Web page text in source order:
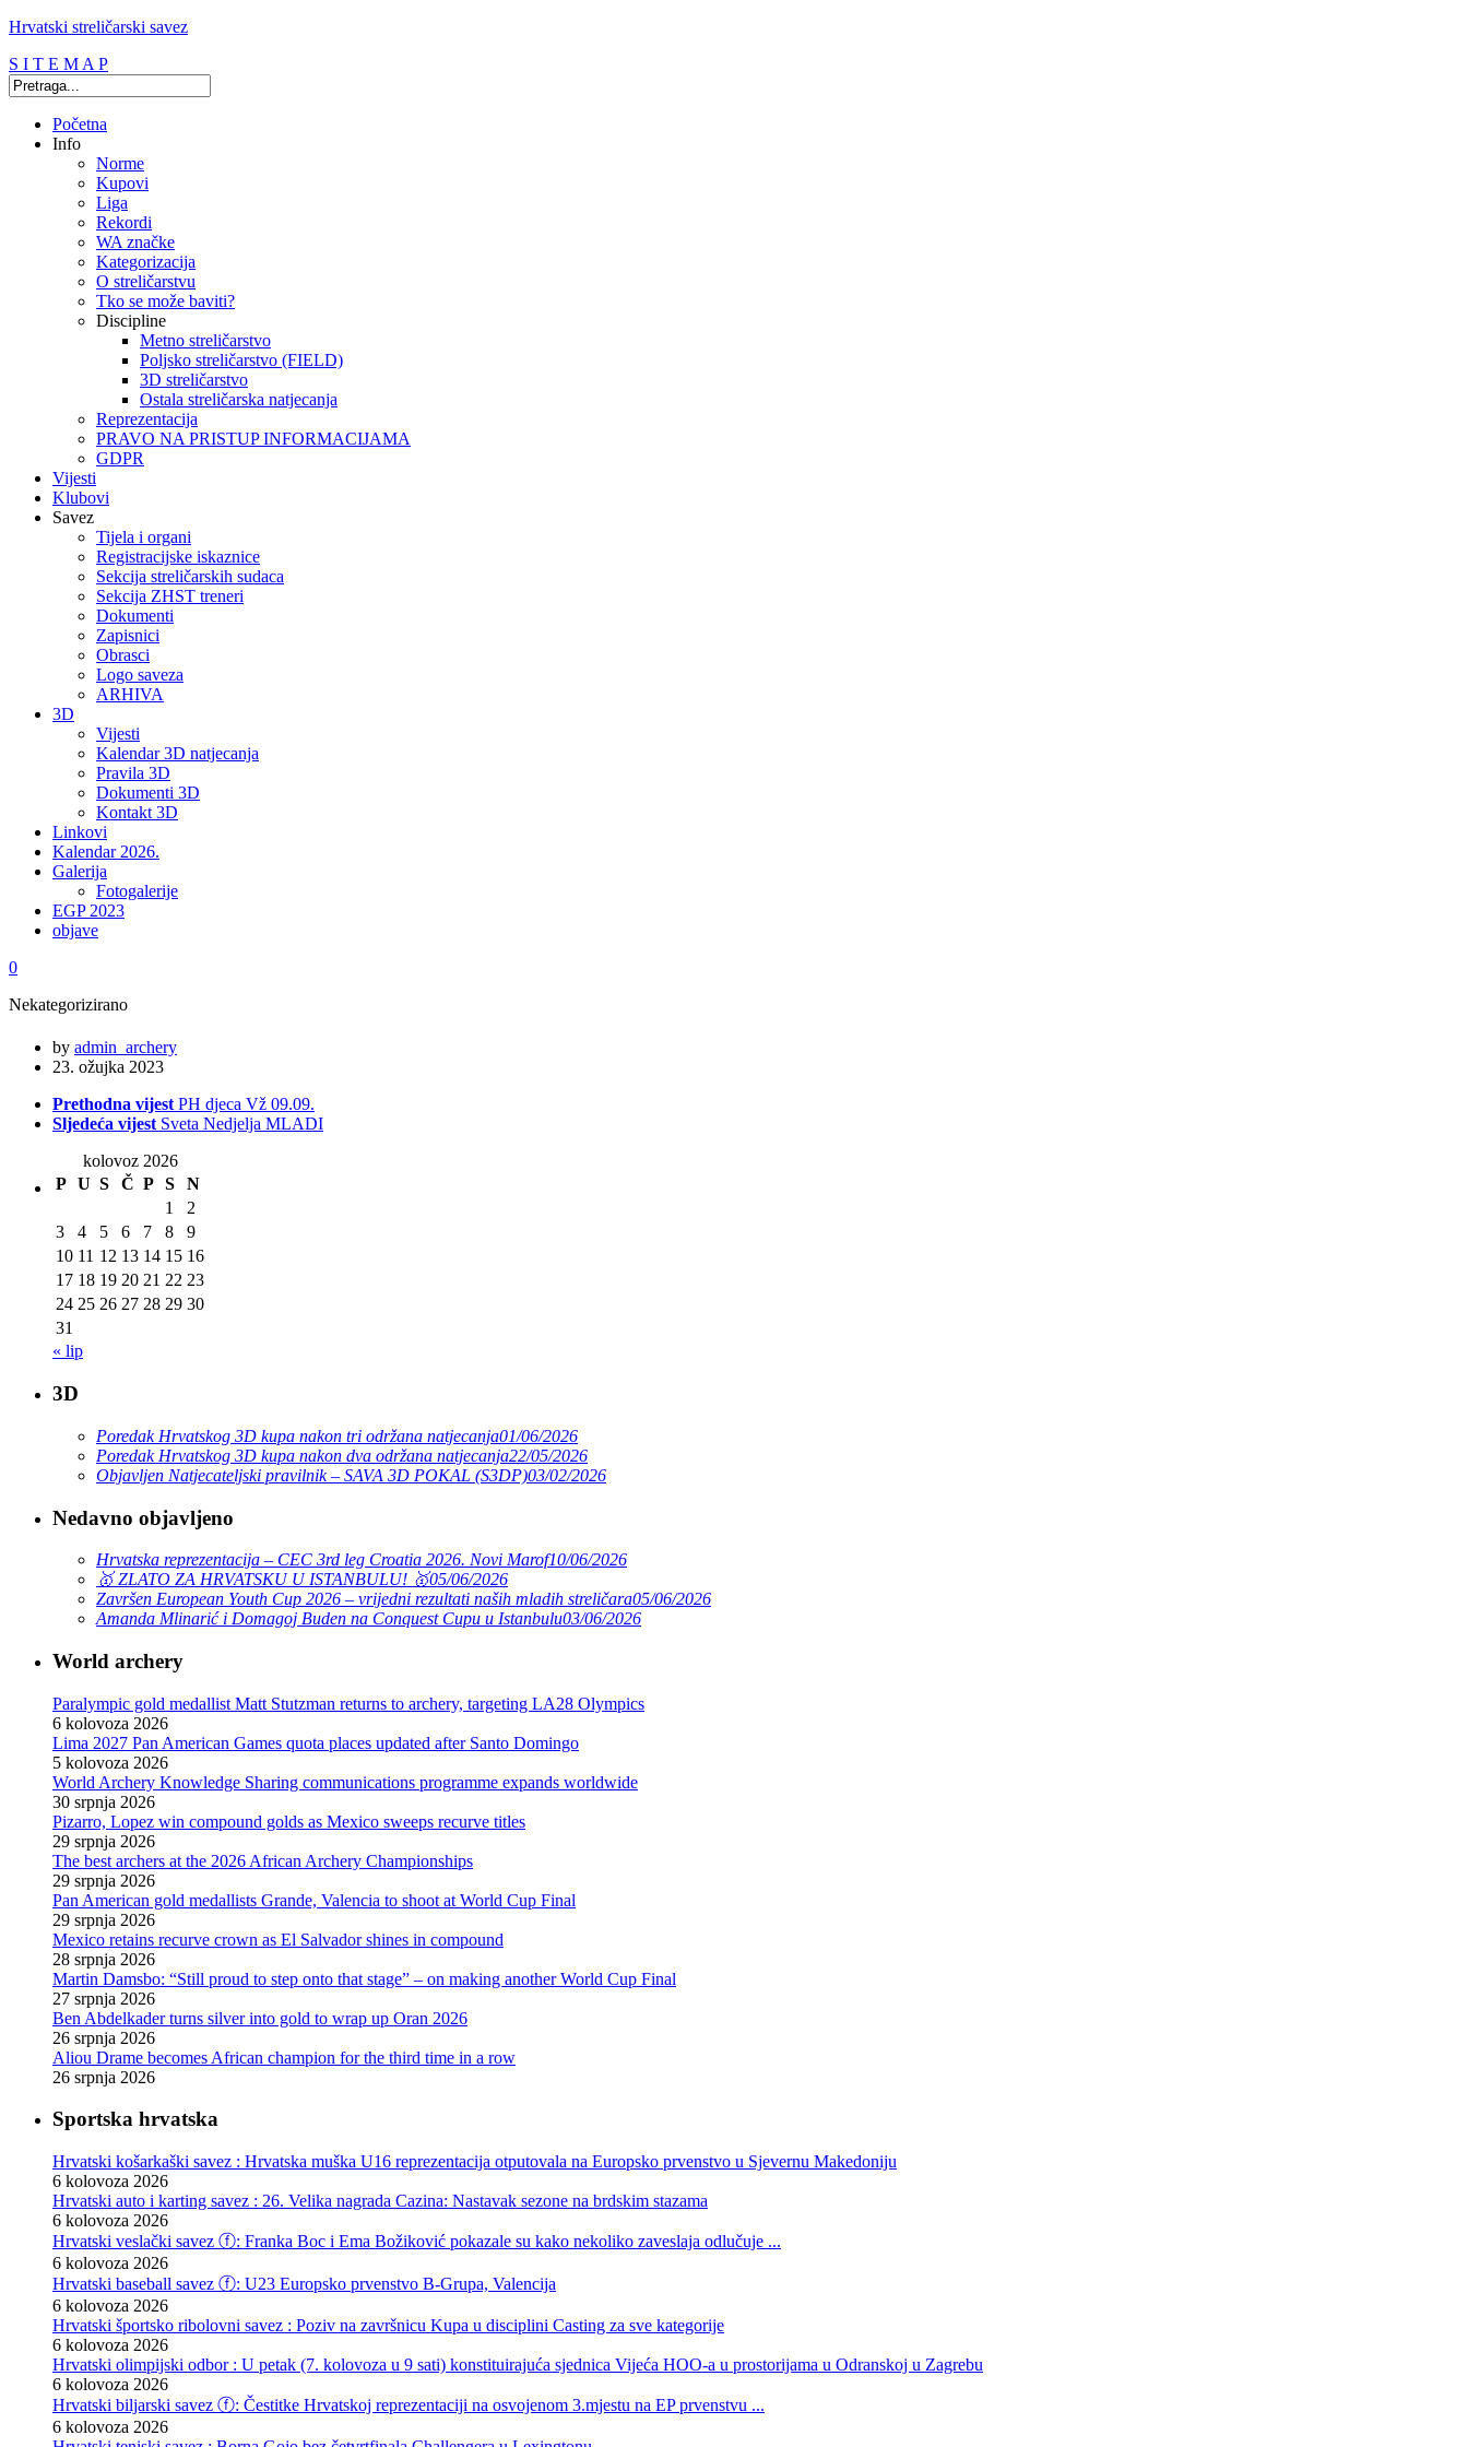
Hrvatski streličarski savez
S I T E M A P
Početna
Info
Norme
Kupovi
Liga
Rekordi
WA značke
Kategorizacija
O streličarstvu
Tko se može baviti?
Discipline
Metno streličarstvo
Poljsko streličarstvo (FIELD)
3D streličarstvo
Ostala streličarska natjecanja
Reprezentacija
PRAVO NA PRISTUP INFORMACIJAMA
GDPR
Vijesti
Klubovi
Savez
Tijela i organi
Registracijske iskaznice
Sekcija streličarskih sudaca
Sekcija ZHST treneri
Dokumenti
Zapisnici
Obrasci
Logo saveza
ARHIVA
3D
Vijesti
Kalendar 3D natjecanja
Pravila 3D
Dokumenti 3D
Kontakt 3D
Linkovi
Kalendar 2026.
Galerija
Fotogalerije
EGP 2023
objave
0
Nekategorizirano
by admin_archery
23. ožujka 2023
Prethodna vijest PH djeca Vž 09.09.
Sljedeća vijest Sveta Nedjelja MLADI
kolovoz 2026
P U S Č P S
N
1
2
3
4 5 6 7 8
9
10 11 12 13 14 15 16
17 18 19 20 21 22 23
24 25 26 27 28 29 30
31
« lip
3D
Poredak Hrvatskog 3D kupa nakon tri održana natjecanja01/06/2026
Poredak Hrvatskog 3D kupa nakon dva održana natjecanja22/05/2026
Objavljen Natjecateljski pravilnik – SAVA 3D POKAL (S3DP)03/02/2026
Nedavno objavljeno
Hrvatska reprezentacija – CEC 3rd leg Croatia 2026. Novi Marof10/06/2026
🥇 ZLATO ZA HRVATSKU U ISTANBULU! 🥇05/06/2026
Završen European Youth Cup 2026 – vrijedni rezultati naših mladih streličara05/06/2026
Amanda Mlinarić i Domagoj Buden na Conquest Cupu u Istanbulu03/06/2026
World archery
Paralympic gold medallist Matt Stutzman returns to archery, targeting LA28 Olympics
6 kolovoza 2026
Lima 2027 Pan American Games quota places updated after Santo Domingo
5 kolovoza 2026
World Archery Knowledge Sharing communications programme expands worldwide
30 srpnja 2026
Pizarro, Lopez win compound golds as Mexico sweeps recurve titles
29 srpnja 2026
The best archers at the 2026 African Archery Championships
29 srpnja 2026
Pan American gold medallists Grande, Valencia to shoot at World Cup Final
29 srpnja 2026
Mexico retains recurve crown as El Salvador shines in compound
28 srpnja 2026
Martin Damsbo: “Still proud to step onto that stage” – on making another World Cup Final
27 srpnja 2026
Ben Abdelkader turns silver into gold to wrap up Oran 2026
26 srpnja 2026
Aliou Drame becomes African champion for the third time in a row
26 srpnja 2026
Sportska hrvatska
Hrvatski košarkaški savez : Hrvatska muška U16 reprezentacija otputovala na Europsko prvenstvo u Sjevernu Makedoniju
6 kolovoza 2026
Hrvatski auto i karting savez : 26. Velika nagrada Cazina: Nastavak sezone na brdskim stazama
6 kolovoza 2026
Hrvatski veslački savez ⓕ: Franka Boc i Ema Božiković pokazale su kako nekoliko zaveslaja odlučuje ...
6 kolovoza 2026
Hrvatski baseball savez ⓕ: U23 Europsko prvenstvo B-Grupa, Valencija
6 kolovoza 2026
Hrvatski športsko ribolovni savez : Poziv na završnicu Kupa u disciplini Casting za sve kategorije
6 kolovoza 2026
Hrvatski olimpijski odbor : U petak (7. kolovoza u 9 sati) konstituirajuća sjednica Vijeća HOO-a u prostorijama u Odranskoj u Zagrebu
6 kolovoza 2026
Hrvatski biljarski savez ⓕ: Čestitke Hrvatskoj reprezentaciji na osvojenom 3.mjestu na EP prvenstvu ...
6 kolovoza 2026